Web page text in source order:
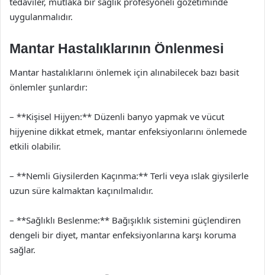
uygulanmalıdır.
Mantar Hastalıklarının Önlenmesi
Mantar hastalıklarını önlemek için alınabilecek bazı basit
önlemler şunlardır:
– **Kişisel Hijyen:** Düzenli banyo yapmak ve vücut
hijyenine dikkat etmek, mantar enfeksiyonlarını önlemede
etkili olabilir.
– **Nemli Giysilerden Kaçınma:** Terli veya ıslak giysilerle
uzun süre kalmaktan kaçınılmalıdır.
– **Sağlıklı Beslenme:** Bağışıklık sistemini güçlendiren
dengeli bir diyet, mantar enfeksiyonlarına karşı koruma
sağlar.